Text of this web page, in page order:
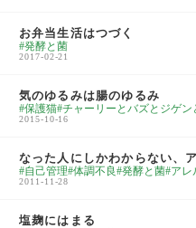
お弁当生活はつづく
発酵と菌
2017-02-21
気のゆるみは腸のゆるみ
保護猫 チャーリーとバズとジゲン
2015-10-16
なった人にしかわからない、
自己管理 体調不良 発酵と菌 アレ
2011-11-28
塩麹にはまる